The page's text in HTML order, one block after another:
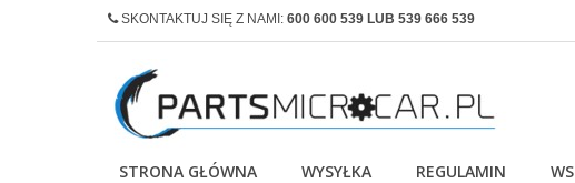
SKONTAKTUJ SIĘ Z NAMI: 600 600 539 LUB 539 666 539
STRONA GŁÓWNA WYSYŁKA REGULAMIN